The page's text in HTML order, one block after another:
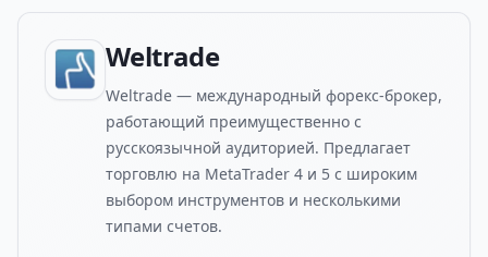
Weltrade
Weltrade — международный форекс-брокер,
работающий преимущественно с
русскоязычной аудиторией. Предлагает
торговлю на MetaTrader 4 и 5 с широким
выбором инструментов и несколькими
типами счетов.